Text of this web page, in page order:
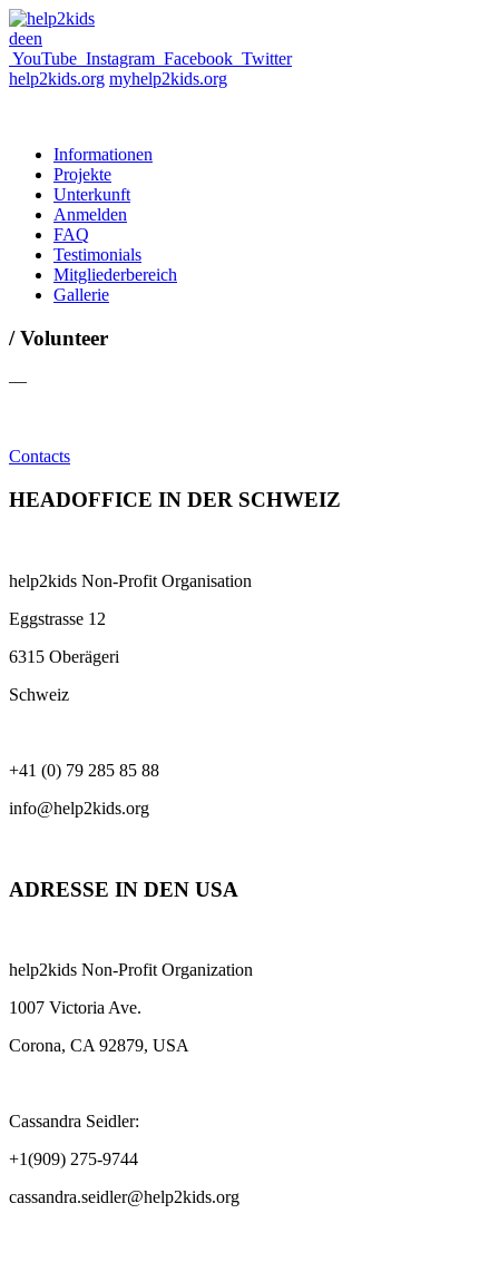
deen
YouTube Instagram Facebook Twitter
help2kids.org myhelp2kids.org
Informationen
Projekte
Unterkunft
Anmelden
FAQ
Testimonials
Mitgliederbereich
Gallerie
/ Volunteer
—
Contacts
HEADOFFICE IN DER SCHWEIZ
help2kids Non-Profit Organisation
Eggstrasse 12
6315 Oberägeri
Schweiz
+41 (0) 79 285 85 88
info@help2kids.org
ADRESSE IN DEN USA
help2kids Non-Profit Organization
1007 Victoria Ave.
Corona, CA 92879, USA
Cassandra Seidler:
+1(909) 275-9744
cassandra.seidler@help2kids.org